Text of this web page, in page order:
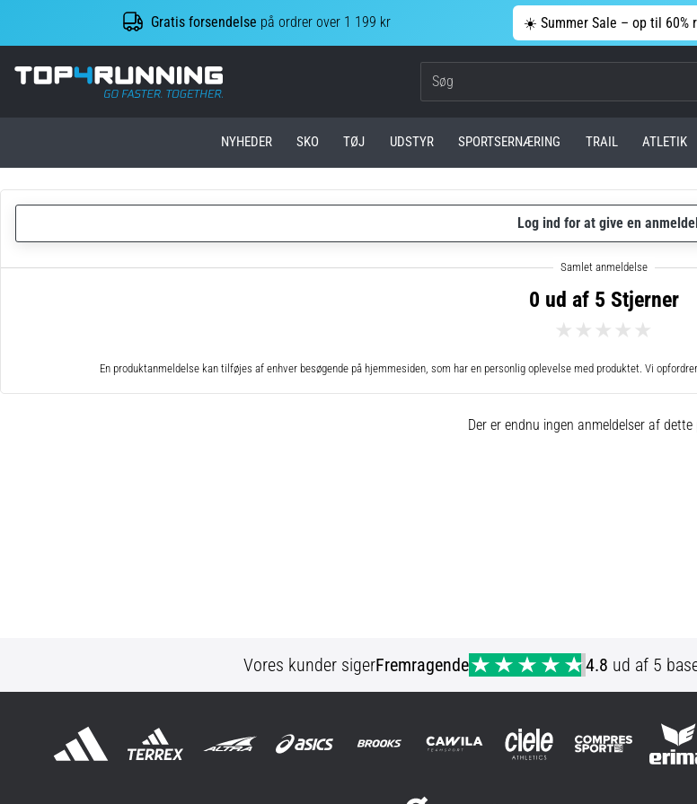
Gratis forsendelse på ordrer over 1 199 kr ☀️ Summer Sale – op til 60%
Top4Running.dk
NYHEDER SKO TØJ UDSTYR SPORTSERNÆRING TRAIL ATLETIK
Log ind for at give en
0 ud af 5 Stjerner
En produktanmeldelse kan tilføjes af enhver besøgende på hjemmesiden, som har en personlig oplevelse med produktet. Vi
Der er endnu ingen anmeldelser af
Vores kunder sigerFremragende 4.8 ud af 5